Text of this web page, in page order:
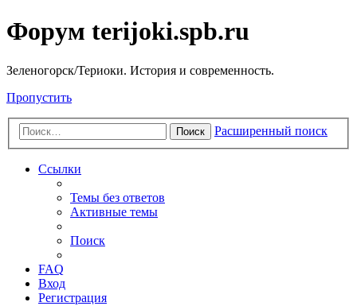
Форум terijoki.spb.ru
Зеленогорск/Териоки. История и современность.
Пропустить
Поиск Расширенный поиск
Ссылки
Темы без ответов
Активные темы
Поиск
FAQ
Вход
Регистрация